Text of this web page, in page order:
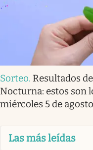
Sorteo. Resultados
Nocturna: estos son
miércoles 5 de agosto
Las más leídas